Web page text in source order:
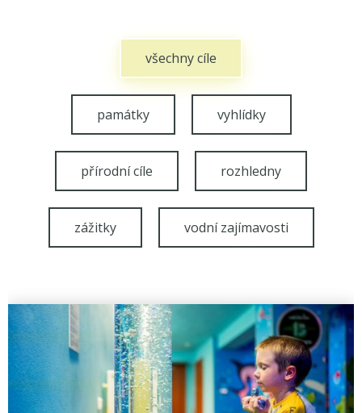
všechny cíle
památky vyhlídky
přírodní cíle rozhledny
zážitky vodní zajímavosti